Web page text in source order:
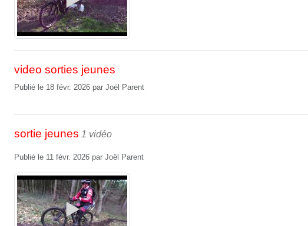
video sorties jeunes
Publié le 18 févr. 2026 par Joël Parent
sortie jeunes 1 vidéo
Publié le 11 févr. 2026 par Joël Parent